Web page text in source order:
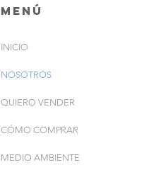
menú
INICIO
NOSOTROS
QUIERO VENDER
CÓMO COMPRAR
MEDIO AMBIENTE